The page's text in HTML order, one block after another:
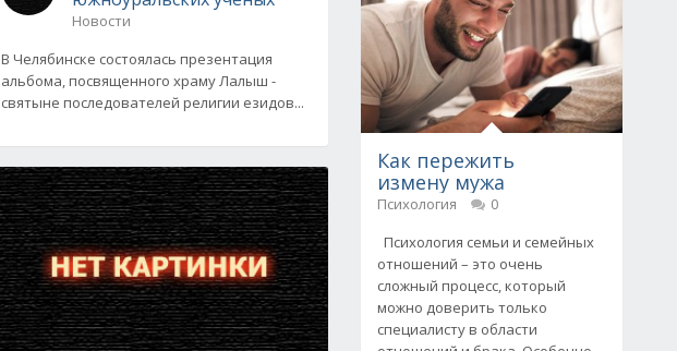
Новости
В Челябинске состоялась презентация
альбома, посвященного храму Лалыш -
святыне последователей религии езидов...
Как пережить
измену мужа
Психология
0
Психология семьи и семейных
отношений – это очень
сложный процесс, который
можно доверить только
специалисту в области